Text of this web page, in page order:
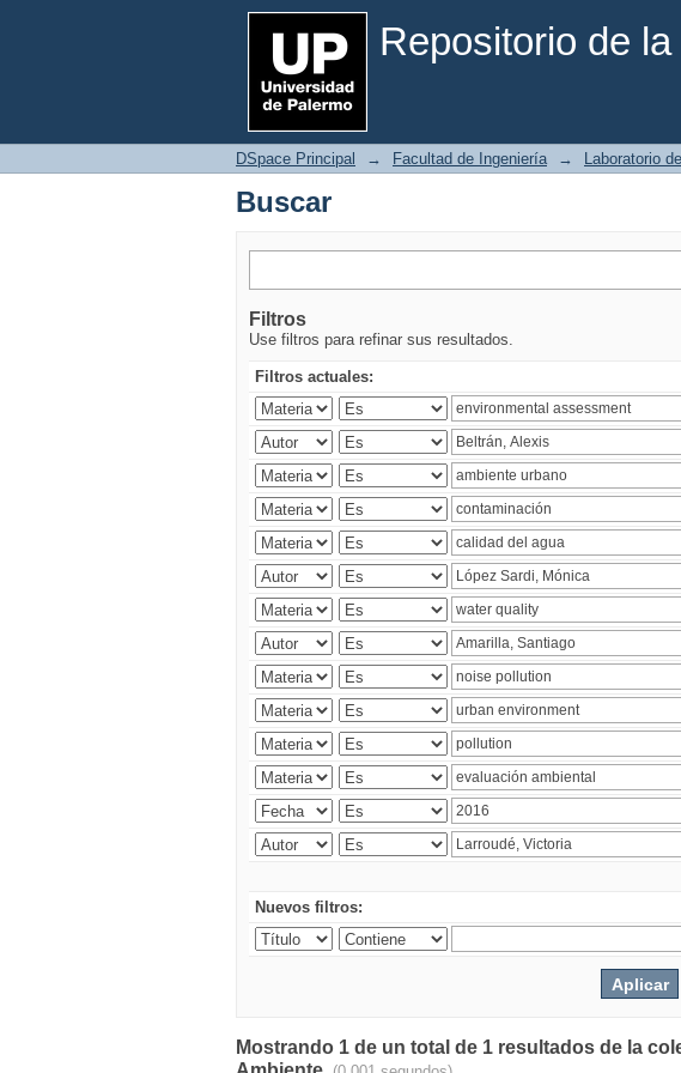
Repositorio de
Buscar
DSpace Principal → Facultad de Ingeniería → Laboratorio
Buscar
Filtros
Use filtros para refinar sus resultados.
Filtros actuales:
Nuevos filtros:
Mostrando 1 de un total de 1 resultados de la